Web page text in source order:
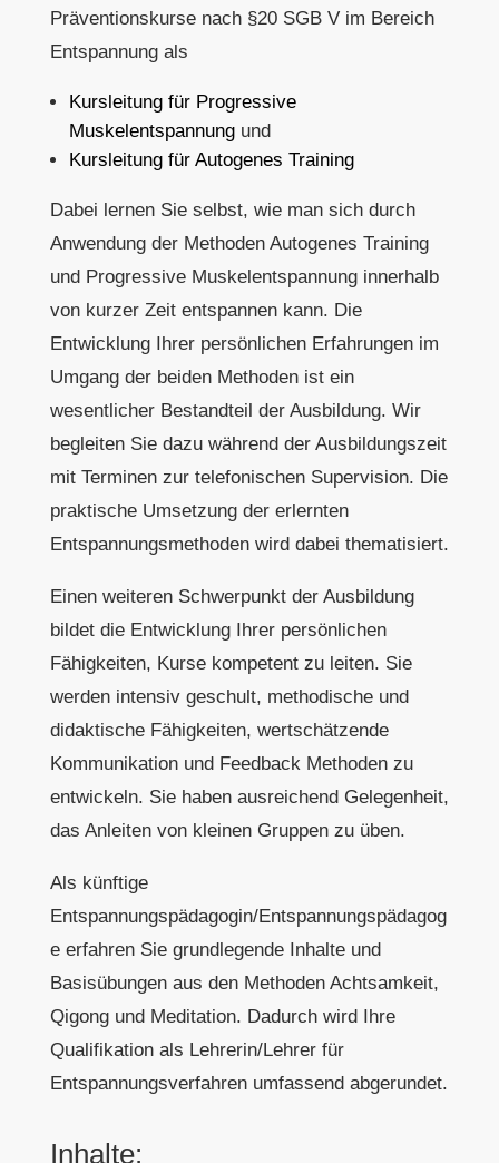
Präventionskurse nach §20 SGB V im Bereich
Entspannung als
Kursleitung für Progressive
Muskelentspannungund
Kursleitung für Autogenes Training
Dabei lernen Sie selbst, wie man sich durch
Anwendung der Methoden Autogenes Training
und Progressive Muskelentspannung innerhalb
von kurzer Zeit entspannen kann. Die
Entwicklung Ihrer persönlichen Erfahrungen im
Umgang der beiden Methoden ist ein
wesentlicher Bestandteil der Ausbildung. Wir
begleiten Sie dazu während der Ausbildungszeit
mit Terminen zur telefonischen Supervision. Die
praktische Umsetzung der erlernten
Entspannungsmethoden wird dabei thematisiert.
Einen weiteren Schwerpunkt der Ausbildung
bildet die Entwicklung Ihrer persönlichen
Fähigkeiten, Kurse kompetent zu leiten. Sie
werden intensiv geschult, methodische und
didaktische Fähigkeiten, wertschätzende
Kommunikation und Feedback Methoden zu
entwickeln. Sie haben ausreichend Gelegenheit,
das Anleiten von kleinen Gruppen zu üben.
Als künftige
Entspannungspädagogin/Entspannungspädagog
e erfahren Sie grundlegende Inhalte und
Basisübungen aus den Methoden Achtsamkeit,
Qigong und Meditation. Dadurch wird Ihre
Qualifikation als Lehrerin/Lehrer für
Entspannungsverfahren umfassend abgerundet.
Inhalte: